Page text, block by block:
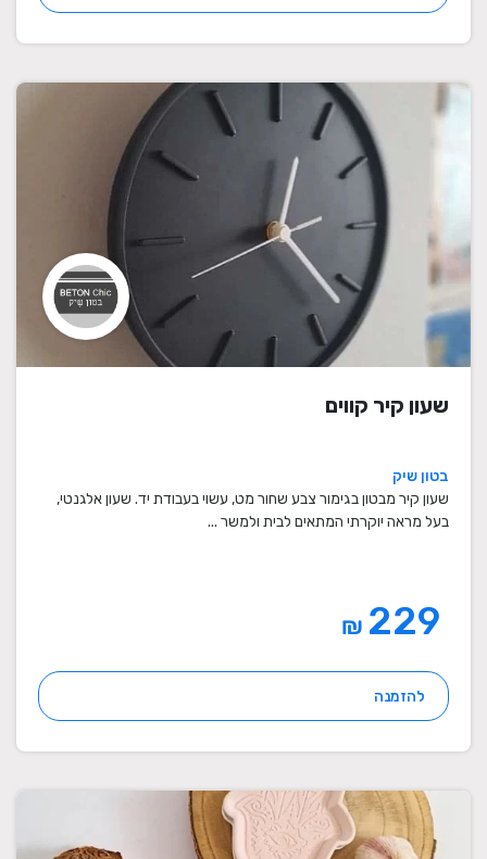
שעון קיר קווים
בטון שיק
שעון קיר מבטון בגימור צבע שחור מט, עשוי בעבודת יד. שעון אלגנטי,
בעל מראה יוקרתי המתאים לבית ולמשר ...
₪
להזמנה